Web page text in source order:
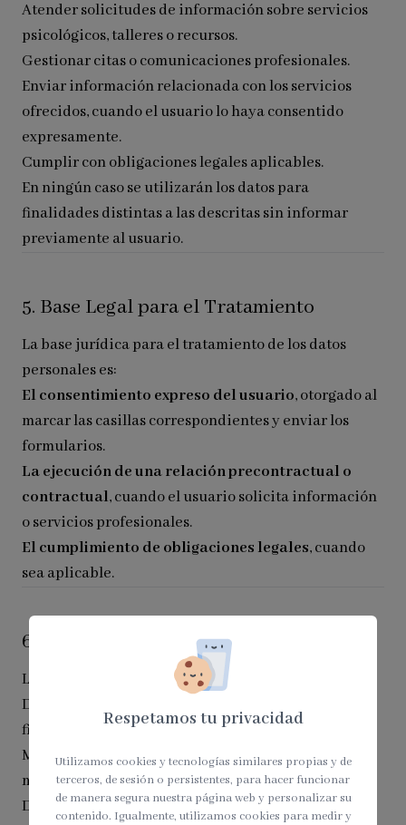
Atender solicitudes de información sobre servicios
psicológicos, talleres o recursos.
Gestionar citas o comunicaciones profesionales.
Enviar información relacionada con los servicios
ofrecidos, cuando el usuario lo haya consentido
expresamente.
Cumplir con obligaciones legales aplicables.
En ningún caso se utilizarán los datos para
finalidades distintas a las descritas sin informar
previamente al usuario.
5. Base Legal para el Tratamiento
La base jurídica para el tratamiento de los datos
personales es:
El consentimiento expreso del usuario, otorgado al
marcar las casillas correspondientes y enviar los
formularios.
La ejecución de una relación precontractual o
contractual, cuando el usuario solicita información
o servicios profesionales.
El cumplimiento de obligaciones legales, cuando
sea aplicable.
6. Conservación de los Datos
Los datos personales se conservarán:
Durante el tiempo necesario para cumplir con la
finalidad para la que fueron recabados.
Mientras exista una relación profesional o interés
mutuo.
Durante los plazos legalmente exigidos para el
Respetamos tu privacidad
Utilizamos cookies y tecnologías similares propias y de
terceros, de sesión o persistentes, para hacer funcionar
de manera segura nuestra página web y personalizar su
contenido. Igualmente, utilizamos cookies para medir y